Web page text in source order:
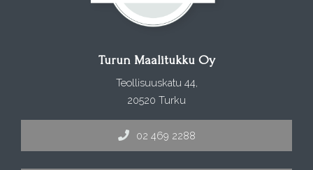
Turun Maalitukku Oy
Teollisuuskatu 44,
20520 Turku
02 469 2288